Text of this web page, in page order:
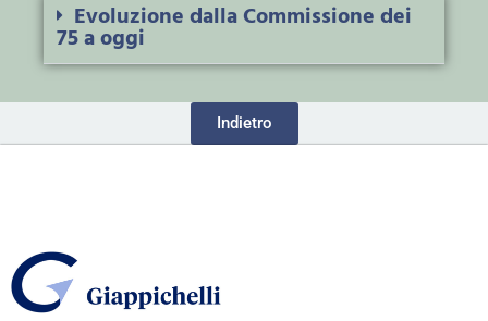
Evoluzione dalla Commissione dei
75 a oggi
Indietro